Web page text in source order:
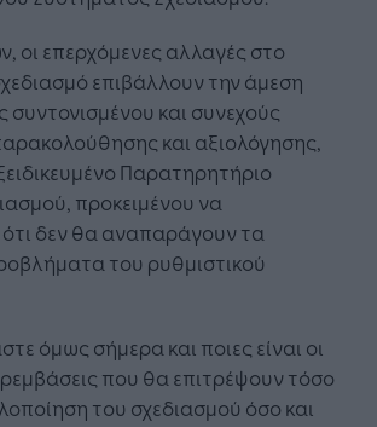
οι επερχόμενες αλλαγές στο
επιβάλλουν την άμεση
συντονισμένου και συνεχούς
και αξιολόγησης,
Παρατηρητήριο
προκειμένου να
ότι δεν θα αναπαράγουν τα
του ρυθμιστικού
όμως σήμερα και ποιες είναι οι
που θα επιτρέψουν τόσο
του σχεδιασμού όσο και